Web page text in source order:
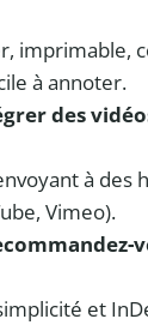
imprimable,
à annoter.
des
à des
Vimeo).
et